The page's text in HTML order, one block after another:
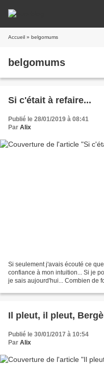
Accueil » belgomums
belgomums
Si c'était à refaire...
Publié le 28/01/2019 à 08:41
Par Alix
Si seulement j'avais écouté ce
confiance à mon intuition... Si je
je sais aujourd'hui... Combien de
Il pleut, il pleut,
Publié le 30/01/2017 à 10:54
Par Alix